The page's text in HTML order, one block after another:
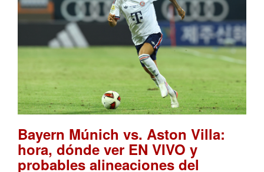
Bayern Múnich vs. Aston Villa:
hora, dónde ver EN VIVO y
probables alineaciones del